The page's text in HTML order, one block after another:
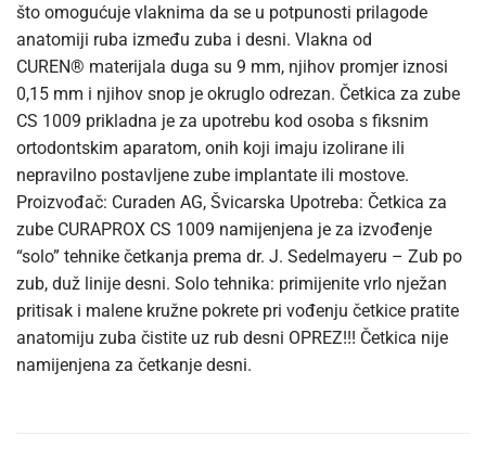
što omogućuje vlaknima da se u potpunosti prilagode
anatomiji ruba između zuba i desni. Vlakna od
CUREN® materijala duga su 9 mm, njihov promjer iznosi
0,15 mm i njihov snop je okruglo odrezan. Četkica za zube
CS 1009 prikladna je za upotrebu kod osoba s fiksnim
ortodontskim aparatom, onih koji imaju izolirane ili
nepravilno postavljene zube implantate ili mostove.
Proizvođač: Curaden AG, Švicarska Upotreba: Četkica za
zube CURAPROX CS 1009 namijenjena je za izvođenje
“solo” tehnike četkanja prema dr. J. Sedelmayeru – Zub po
zub, duž linije desni. Solo tehnika: primijenite vrlo nježan
pritisak i malene kružne pokrete pri vođenju četkice pratite
anatomiju zuba čistite uz rub desni OPREZ!!! Četkica nije
namijenjena za četkanje desni.